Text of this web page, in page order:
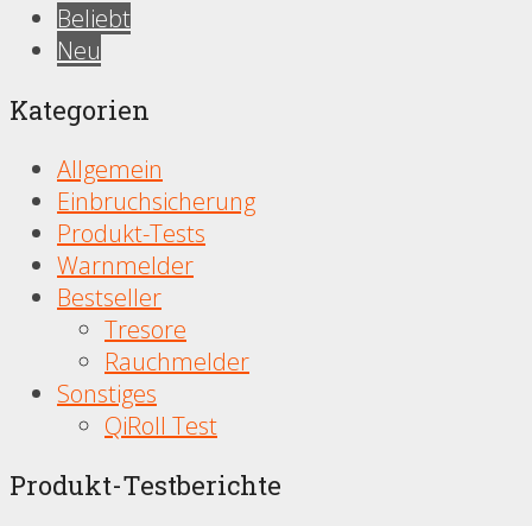
Beliebt
Neu
Kategorien
Allgemein
Einbruchsicherung
Produkt-Tests
Warnmelder
Bestseller
Tresore
Rauchmelder
Sonstiges
QiRoll Test
Produkt-Testberichte